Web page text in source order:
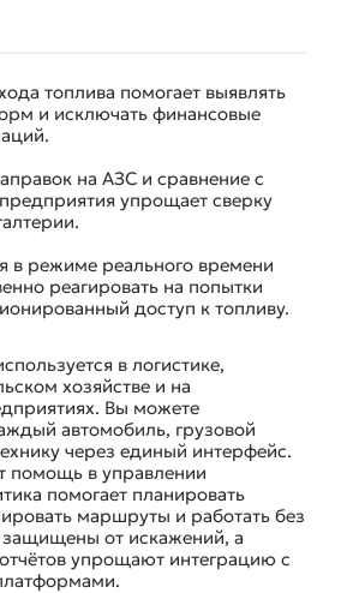
ВНЕДРЕНИЯ СИСТЕМЫ
топлива помогает выявлять
и исключать финансовые
на АЗС и сравнение с
упрощает сверку
в режиме реального времени
реагировать на попытки
доступ к топливу.
в логистике,
хозяйстве и на
Вы можете
автомобиль, грузовой
через единый интерфейс.
помощь в управлении
помогает планировать
маршруты и работать без
от искажений, а
упрощают интеграцию с